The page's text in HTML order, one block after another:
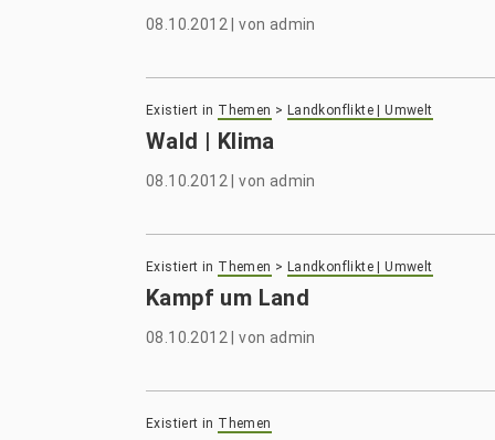
08.10.2012 |von admin
Existiert in Themen > Landkonflikte | Umwelt
Wald | Klima
08.10.2012 |von admin
Existiert in Themen > Landkonflikte | Umwelt
Kampf um Land
08.10.2012 |von admin
Existiert in Themen